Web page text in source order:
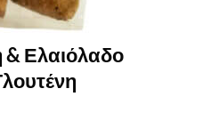
& Ελαιόλαδο